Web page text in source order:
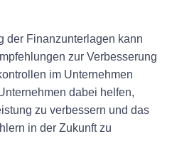
der Finanzunterlagen kann
zur Verbesserung
im Unternehmen
dabei helfen,
zu verbessern und das
in der Zukunft zu